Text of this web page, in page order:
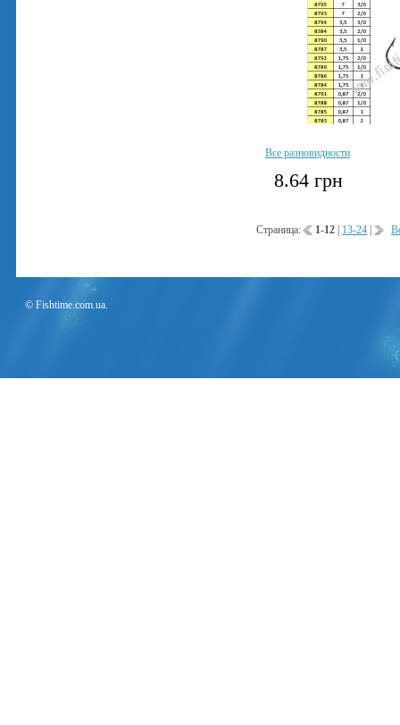
Все разновидности
8.64 грн
Страница: 1-12 13-24
© Fishtime.com.ua.